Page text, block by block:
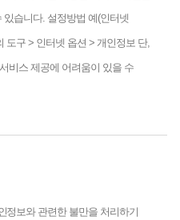
있습니다. 설정방법 예(인터넷
도구 > 인터넷 옵션 > 개인정보 단,
비스 제공에 어려움이 있을 수
정보와 관련한 불만을 처리하기